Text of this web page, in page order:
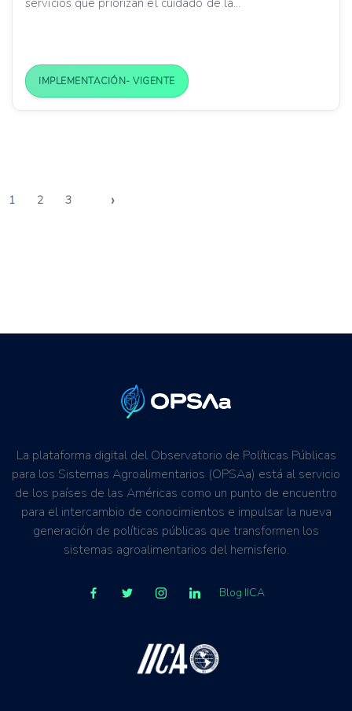
servicios que priorizan el cuidado de la...
IMPLEMENTACIÓN- VIGENTE
1 2 3 ›
La plataforma digital del Observatorio de Políticas Públicas
para los Sistemas Agroalimentarios (OPSAa) está al servicio
de los países de las Américas como un punto de encuentro
para el intercambio de conocimientos e impulsar la nueva
generación de políticas públicas que transformen los
sistemas agroalimentarios del hemisferio.
Blog IICA